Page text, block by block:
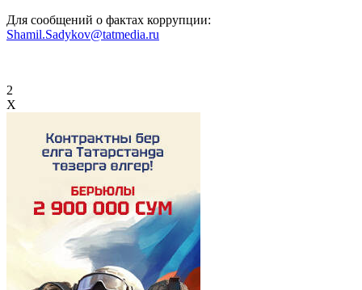
Для сообщений о фактах коррупции:
Shamil.Sadykov@tatmedia.ru
2
X